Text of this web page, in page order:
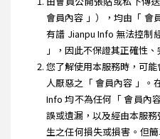
會員內容 」），均由「 會
有譜 Jianpu Info 無法控制
」，因此不保證其正確性、
您了解使用本服務時，可
人厭惡之「 會員內容 」。
Info 均不為任何「 會員內
誤或遺漏，以及經由本服
生之任何損失或損害。但